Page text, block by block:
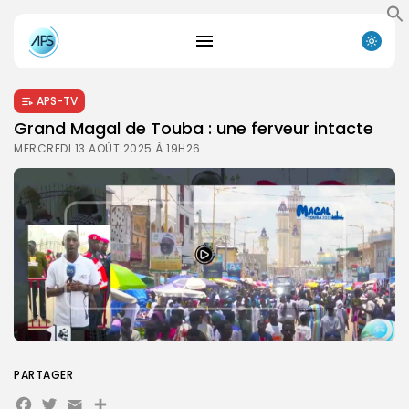
APS-TV
Grand Magal de Touba : une ferveur intacte
MERCREDI 13 AOÛT 2025 À 19H26
PARTAGER